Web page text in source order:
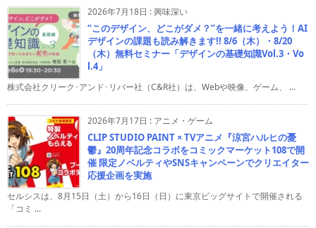
2026年7月18日 :興味深い
“このデザイン、どこがダメ？”を一緒に考えよう！AI
デザインの課題も読み解きます!! 8/6（木）・8/20
（木）無料セミナー「デザインの基礎知識Vol.3・Vo
l.4」
株式会社クリーク･アンド･リバー社（C&R社）は、Webや映像、ゲーム、 ...
2026年7月17日 : アニメ・ゲーム
CLIP STUDIO PAINT × TVアニメ『涼宮ハルヒの憂
鬱』20周年記念コラボをコミックマーケット108で開
催 限定ノベルティやSNSキャンペーンでクリエイター
応援企画を実施
セルシスは、8月15日（土）から16日（日）に東京ビッグサイトで開催される
「コミ ...